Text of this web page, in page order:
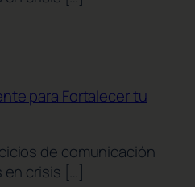
para Fortalecer tu
de comunicación
en crisis […]